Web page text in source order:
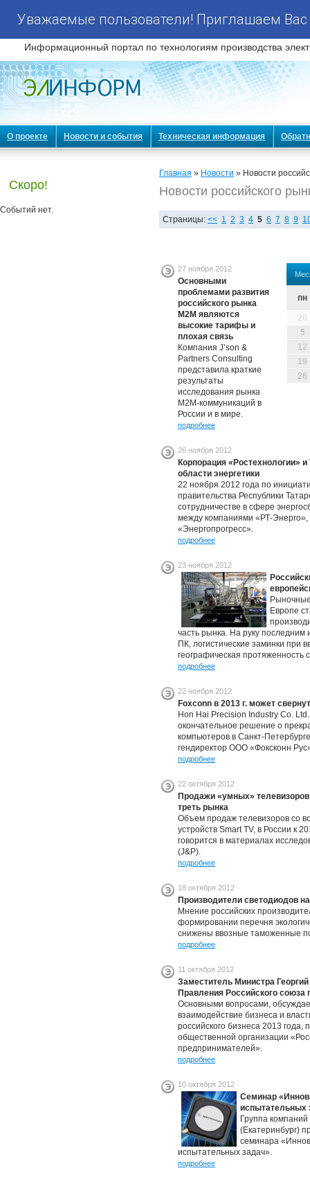
Уважаемые пользователи! Приглашаем
Информационный портал по технологиям производства
О проекте Новости и события Техническая информация
Скоро!
Событий нет.
Главная » Новости » Новости
Новости российского
Страницы: << 1 2 3 4 5 6 7 8 9
пн
26
5
12
19
26
27 ноября 2012
Основными
проблемами развития
российского рынка
М2М являются
высокие тарифы и
плохая связь
Компания J’son &
Partners Consulting
представила краткие
результаты
исследования рынка
M2M-коммуникаций в
России и в мире.
подробнее
26 ноября 2012
Корпорация «Ростехнологии»
области энергетики
22 ноября 2012 года по
правительства Республики
сотрудничестве в сфере
между компаниями «РТ-
«Энергопрогресс».
подробнее
23 ноября 2012
Европе
часть рынка. На руку последним
ПК, логистические заминки при
географическая протяженность
подробнее
22 ноября 2012
Foxconn в 2013 г. может
Hon Hai Precision Industry Co.
окончательное решение о
компьютеров в Санкт-
гендиректор ООО «Фоксконн
подробнее
22 октября 2012
Продажи «умных» телевизоров
треть рынка
Объем продаж телевизоров со
устройств Smart TV, в России к
говорится в материалах
(J&P).
подробнее
18 октября 2012
Производители светодиодов
Мнение российских
формировании перечня
снижены ввозные таможенные
подробнее
11 октября 2012
Заместитель Министра
Правления Российского
Основными вопросами,
взаимодействие бизнеса и
российского бизнеса 2013
общественной организации
предпринимателей».
подробнее
10 октября 2012
Семинар
испытательных
Группа
(Екатеринбург)
семинара
испытательных задач».
подробнее